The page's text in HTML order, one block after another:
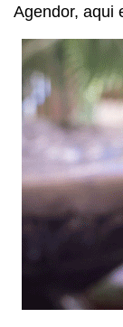
Agendor, aqui